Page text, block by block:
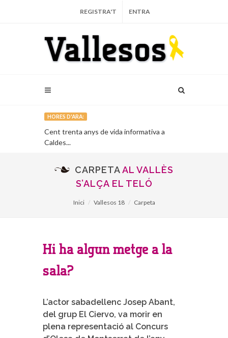
REGISTRA'T ENTRA
HORES D'ARA:
Cent trenta anys de vida informativa a
Caldes...
CARPETAAL VALLÈS
S’ALÇA EL TELÓ
Inici Vallesos 18 Carpeta
Hi ha algun metge a la
sala?
L’actor sabadellenc Josep Abant,
del grup El Ciervo, va morir en
plena representació al Concurs